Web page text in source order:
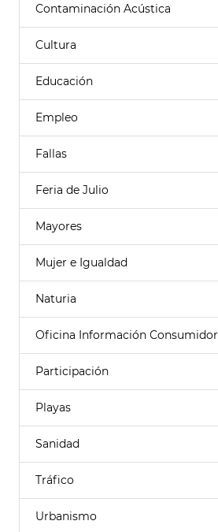
Contaminación Acústica
Cultura
Educación
Empleo
Fallas
Feria de Julio
Mayores
Mujer e Igualdad
Naturia
Oficina Información Consumidor
Participación
Playas
Sanidad
Tráfico
Urbanismo